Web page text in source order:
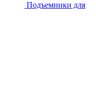
Подъемники для